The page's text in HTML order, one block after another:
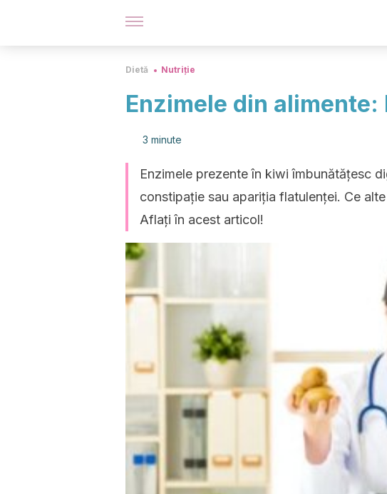
Dietă Nutriție
Enzimele din alimente:
3 minute
Enzimele prezente în kiwi îmbunătățesc
constipație sau apariția flatulenței. Ce
Aflați în acest articol!